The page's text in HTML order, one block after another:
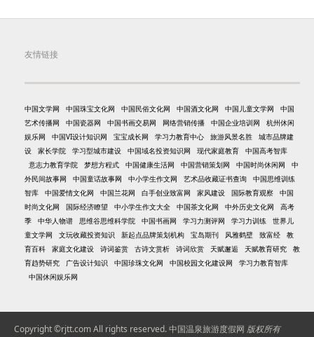
友情链接
中国文学网 中国珠宝文化网 中国民俗文化网 中国酒文化网 中国儿童文学网
中国
艺术传播网
中国瓷器网 中国书画交易网 网络营销传播 中国企业培训网
杭州休闲
娱乐网
中国VI设计知识网 宝宝成长网 学习力教育中心 旅游风景名胜
城市品牌建
设
家长学院 学习型城市建设 中国域名投资知识网 现代家庭教育
中国高考智库
意志力教育学院
梦想方程式 中国健康生活网 中国营销策划网 中国时尚休闲网
中
外民间故事网
中国童话故事网 中小学生作文网 艺术品收藏证书查询
中国思维训练
智库
中国爱情文化网 中国兰花网 白手创业致富网 家风建设 国际教育观察
中国
时尚文化网
国际经济瞭望 中小学生作文大全 中国茶文化网 中外历史文化网
高考
季
中华人物谱 思维谷思维科学院 中国书画网 学习力测评网 学习力训练
世界儿
童文学网
文玩收藏投资知识 新起点品牌策划机构 宝岛期刊 风雅鹤壁 致富经
教
育百科
家庭文化建设 诗词鉴赏 古诗文赏析 诗词欣赏 天赋邂逅 天赋教育研究
教
育趋势研究
广告设计知识 中国珍珠文化网 中国校园文化建设网
学习力教育智库
中国休闲娱乐网
Copyright ©rjtt.com All rights reserved.中国温泉旅游度假网 版权所有